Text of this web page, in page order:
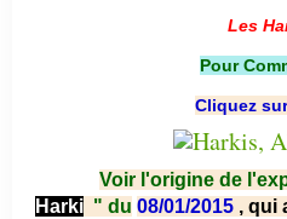
Les
Pour
Cliquez
Voir l'origine de
Harki " du 08/01/2015 , qui